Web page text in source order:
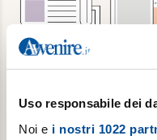
Uso responsabile dei
Noi e i nostri 1022
Abbonamento
dell'Infinito